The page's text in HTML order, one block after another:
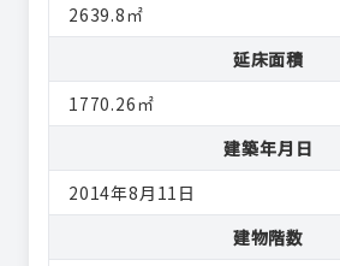
2639.8㎡
延床面積
1770.26㎡
建築年月日
2014年8月11日
建物階数